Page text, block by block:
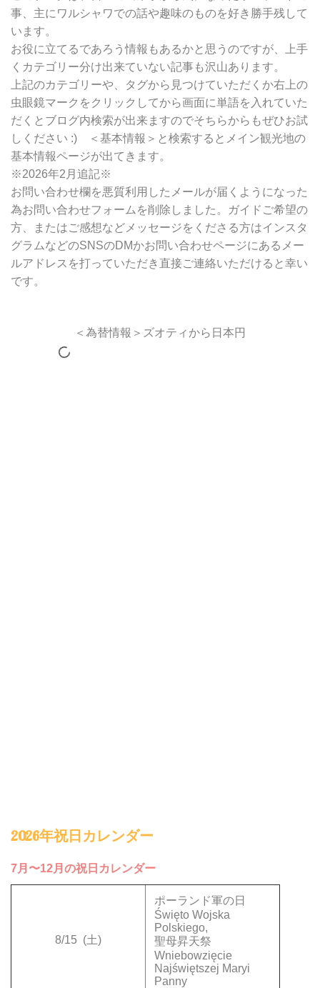
検
索
事、主にワルシャワでの話や趣味のものを好き勝手残して
います。
お役に立てるであろう情報もあるかと思うのですが、上手
くカテゴリー分け出来ていない記事も沢山あります。
上記のカテゴリーや、タグから見つけていただくか右上の
虫眼鏡マークをクリックしてから画面に単語を入れていた
だくとブログ内検索が出来ますのでそちらからもぜひお試
しください :) ＜基本情報＞と検索するとメイン観光地の
基本情報ページが出てきます。
※2026年2月追記※
お問い合わせ欄を悪質利用したメールが届くようになった
為お問い合わせフォームを削除しました。ガイドご希望の
方、またはご感想などメッセージをくださる方はインスタ
グラムなどのSNSのDMかお問い合わせページにあるメー
ルアドレスを打っていただき直接ご連絡いただけると幸い
です。
＜為替情報＞ズオティから日本円
2026年祝日カレンダー
7月〜12月の祝日カレンダー
8/15 (土)
ポーランド軍の日
Święto Wojska
Polskiego,
聖母昇天祭
Wniebowzięcie
Najświętszej Maryi
Panny